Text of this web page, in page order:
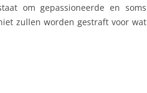
om gepassioneerde en soms
zullen worden gestraft voor wat